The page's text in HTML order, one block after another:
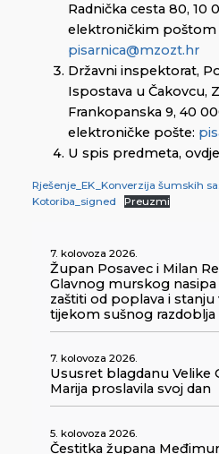
Radnička cesta 80, 10
elektroničkim poštom
pisarnica@mzozt.hr
Državni inspektorat,
Ispostava u Čakovcu,
Frankopanska 9, 40
elektroničke pošte:
U spis predmeta, ovdje
Rješenje_EK_Konverzija šumskih
Kotoriba_signed
Preuzmi
7. kolovoza 2026.
Župan Posavec i Milan
Glavnog murskog nasipa
zaštiti od poplava i
tijekom sušnog razdoblja
7. kolovoza 2026.
Ususret blagdanu Velike
Marija proslavila svoj dan
5. kolovoza 2026.
Čestitka župana